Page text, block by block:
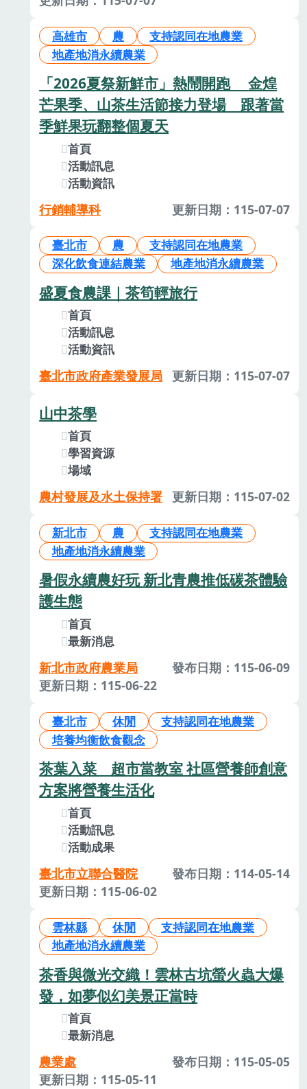
高雄市 農
支持認同在地農業
地產地消永續農業
「2026夏祭新鮮市」熱鬧開跑 金煌
芒果季、山茶生活節接力登場 跟著當
季鮮果玩翻整個夏天
首頁
活動訊息
活動資訊
行銷輔導科 更新日期：115-07-07
臺北市 農
支持認同在地農業
深化飲食連結農業
地產地消永續農業
盛夏食農課｜茶筍輕旅行
首頁
活動訊息
活動資訊
臺北市政府產業發展局 更新日期：115-07-07
山中茶學
首頁
學習資源
場域
農村發展及水土保持署 更新日期：115-07-02
新北市 農
支持認同在地農業
地產地消永續農業
暑假永續農好玩 新北青農推低碳茶體驗
護生態
首頁
最新消息
新北市政府農業局
發布日期：115-06-09
更新日期：115-06-22
臺北市 休閒
支持認同在地農業
培養均衡飲食觀念
茶葉入菜 超市當教室 社區營養師創意
方案將營養生活化
首頁
活動訊息
活動成果
臺北市立聯合醫院
發布日期：114-05-14
更新日期：115-06-02
雲林縣 休閒
支持認同在地農業
地產地消永續農業
茶香與微光交織！雲林古坑螢火蟲大爆
發，如夢似幻美景正當時
首頁
最新消息
農業處
發布日期：115-05-05
更新日期：115-05-11